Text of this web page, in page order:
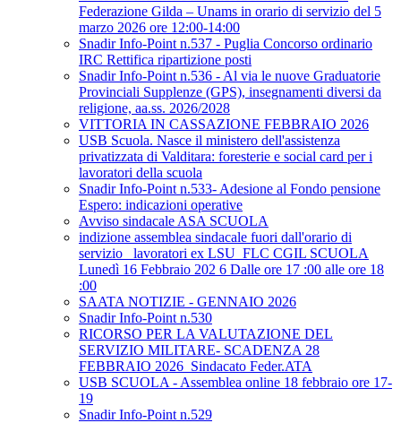
Federazione Gilda – Unams in orario di servizio del 5
marzo 2026 ore 12:00-14:00
Snadir Info-Point n.537 - Puglia Concorso ordinario
IRC Rettifica ripartizione posti
Snadir Info-Point n.536 - Al via le nuove Graduatorie
Provinciali Supplenze (GPS), insegnamenti diversi da
religione, aa.ss. 2026/2028
VITTORIA IN CASSAZIONE FEBBRAIO 2026
USB Scuola. Nasce il ministero dell'assistenza
privatizzata di Valditara: foresterie e social card per i
lavoratori della scuola
Snadir Info-Point n.533- Adesione al Fondo pensione
Espero: indicazioni operative
Avviso sindacale ASA SCUOLA
indizione assemblea sindacale fuori dall'orario di
servizio _lavoratori ex LSU_FLC CGIL SCUOLA
Lunedì 16 Febbraio 202 6 Dalle ore 17 :00 alle ore 18
:00
SAATA NOTIZIE - GENNAIO 2026
Snadir Info-Point n.530
RICORSO PER LA VALUTAZIONE DEL
SERVIZIO MILITARE- SCADENZA 28
FEBBRAIO 2026_Sindacato Feder.ATA
USB SCUOLA - Assemblea online 18 febbraio ore 17-
19
Snadir Info-Point n.529